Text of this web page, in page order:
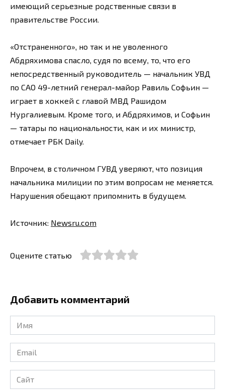
имеющий серьезные родственные связи в
правительстве России.
«Отстраненного», но так и не уволенного
Абдряхимова спасло, судя по всему, то, что его
непосредственный руководитель — начальник УВД
по САО 49-летний генерал-майор Равиль Софьин —
играет в хоккей с главой МВД Рашидом
Нургалиевым. Кроме того, и Абдряхимов, и Софьин
— татары по национальности, как и их министр,
отмечает РБК Daily.
Впрочем, в столичном ГУВД уверяют, что позиция
начальника милиции по этим вопросам не меняется.
Нарушения обещают припомнить в будущем.
Источник: Newsru.com
Оцените статью
Добавить комментарий
Имя
*
Email
*
Сайт